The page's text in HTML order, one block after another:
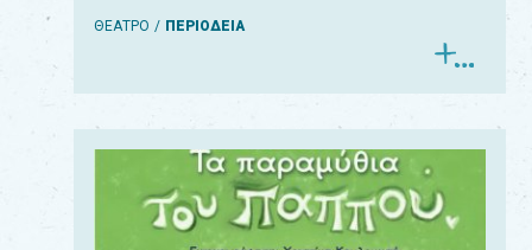
ΘΕΑΤΡΟ ΠΕΡΙΟΔΕΙΑ